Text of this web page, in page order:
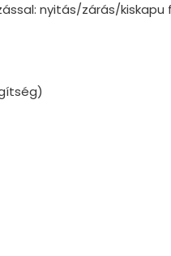
nyitás/zárás/